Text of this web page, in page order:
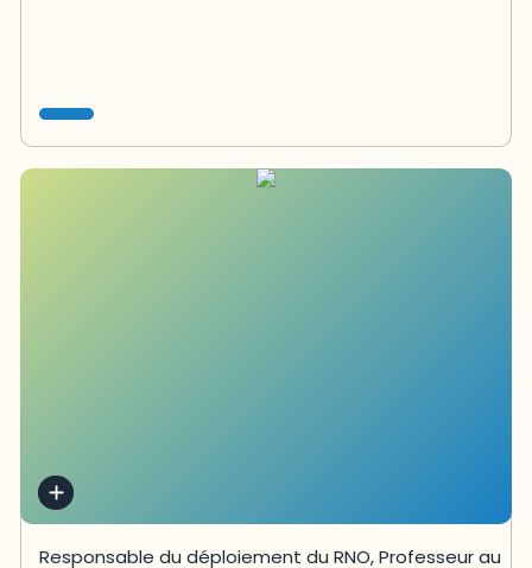
Responsable du déploiement du RNO, Professeur au